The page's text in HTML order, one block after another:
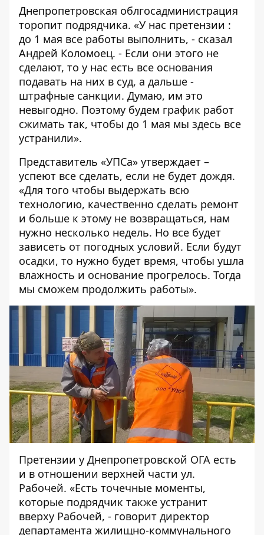
Днепропетровская облгосадминистрация
торопит подрядчика. «У нас претензии :
до 1 мая все работы выполнить, - сказал
Андрей Коломоец. - Если они этого не
сделают, то у нас есть все основания
подавать на них в суд, а дальше -
штрафные санкции. Думаю, им это
невыгодно. Поэтому будем график работ
сжимать так, чтобы до 1 мая мы здесь все
устранили».
Представитель «УПСа» утверждает –
успеют все сделать, если не будет дождя.
«Для того чтобы выдержать всю
технологию, качественно сделать ремонт
и больше к этому не возвращаться, нам
нужно несколько недель. Но все будет
зависеть от погодных условий. Если будут
осадки, то нужно будет время, чтобы ушла
влажность и основание прогрелось. Тогда
мы сможем продолжить работы».
Претензии у Днепропетровской ОГА есть
и в отношении верхней части ул.
Рабочей. «Есть точечные моменты,
которые подрядчик также устранит
вверху Рабочей, - говорит директор
департамента жилищно-коммунального